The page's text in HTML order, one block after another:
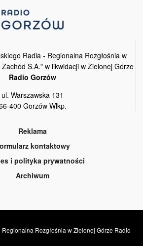
Radia - Regionalna Rozgłośnia w
S.A." w likwidacji w Zielonej Górze
Radio Gorzów
ul. Warszawska 131
400 Gorzów Wlkp.
Reklama
kontaktowy
i polityka prywatności
Archiwum
Rozgłośnia w Zielonej Górze Radio